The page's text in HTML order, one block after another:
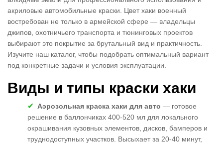
акриловые автомобильные краски. Цвет хаки военный
востребован не только в армейской сфере — владельцы
джипов, охотничьего транспорта и тюнинговых проектов
выбирают это покрытие за брутальный вид и практичность.
Изучите наш каталог, чтобы подобрать оптимальный вариант
под конкретные задачи и условия эксплуатации.
Виды и типы краски хаки
Аэрозольная краска хаки для авто — готовое
решение в баллончиках 400-520 мл для локального
окрашивания кузовных элементов, дисков, бамперов и
труднодоступных участков. Высыхает за 20-40 минут,